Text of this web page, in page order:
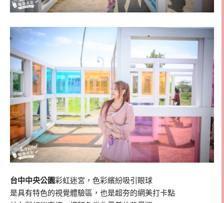
台中中央公園彩虹迷宮，色彩繽紛吸引眼球
是具有特色的視覺體驗區，也是超夯的網美打卡點